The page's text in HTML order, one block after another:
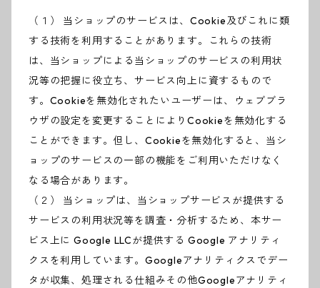
（１） 当ショップのサービスは、Cookie及びこれに類
する技術を利用することがあります。これらの技術
は、当ショップによる当ショップのサービスの利用状
況等の把握に役立ち、サービス向上に資するもので
す。Cookieを無効化されたいユーザーは、ウェブブラ
ウザの設定を変更することによりCookieを無効化する
ことができます。但し、Cookieを無効化すると、当シ
ョップのサービスの一部の機能をご利用いただけなく
なる場合があります。
（２） 当ショップは、当ショップサービスが提供する
サービスの利用状況等を調査・分析するため、本サー
ビス上に Google LLCが提供する Google アナリティ
クスを利用しています。Googleアナリティクスでデー
タが収集、処理される仕組みその他Googleアナリティ